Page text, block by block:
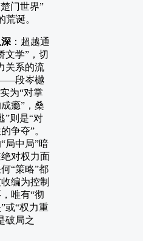
门世界”
荒诞。
：超越通
文学”，切
关系的流
段岑樾
为“对掌
瘾”，桑
”则是“对
争夺”。
局中局”暗
对权力面
“策略”都
编为控制
唯有“彻
或“权力重
破局之